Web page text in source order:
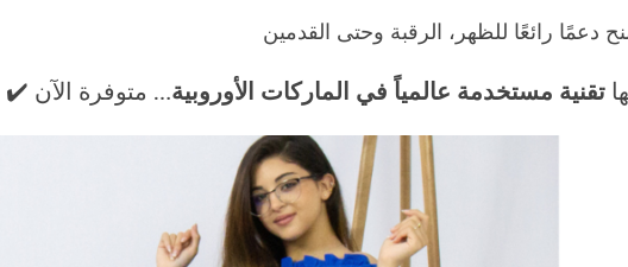
دعمًا رائعًا للظهر، الرقبة وحتى القدمين
تقنية مستخدمة عالمياً في الماركات الأوروبية… متوفرة الآن